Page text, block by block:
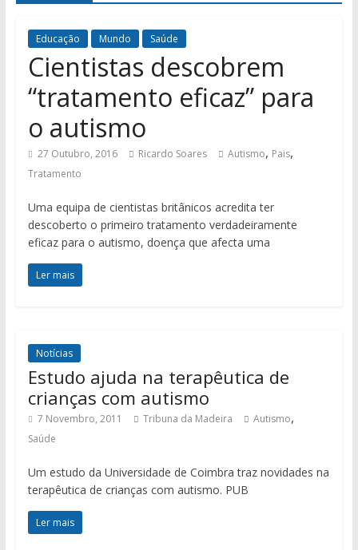
Educação Mundo Saúde
Cientistas descobrem
“tratamento eficaz” para
o autismo
27 Outubro, 2016 Ricardo Soares Autismo, Pais,
Tratamento
Uma equipa de cientistas britânicos acredita ter
descoberto o primeiro tratamento verdadeiramente
eficaz para o autismo, doença que afecta uma
Ler mais
Notícias
Estudo ajuda na terapêutica de
crianças com autismo
7 Novembro, 2011 Tribuna da Madeira Autismo,
Saúde
Um estudo da Universidade de Coimbra traz novidades na
terapêutica de crianças com autismo. PUB
Ler mais